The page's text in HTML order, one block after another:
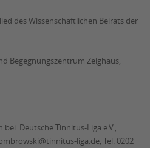
des Wissenschaftlichen Beirats der
Begegnungszentrum Zeighaus,
Deutsche Tinnitus-Liga e.V.,
liga.de, Tel. 0202